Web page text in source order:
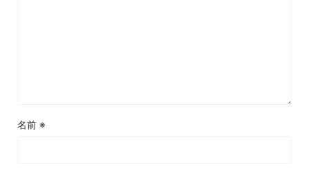
名前 ※